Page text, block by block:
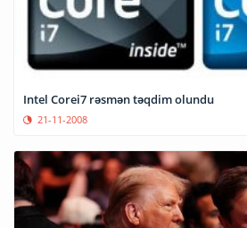
Intel Corei7 rəsmən təqdim olundu
21-11-2008